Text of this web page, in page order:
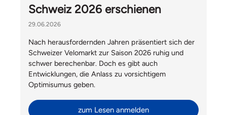
Schweiz 2026 erschienen
29.06.2026
Nach herausfordernden Jahren präsentiert sich der
Schweizer Velomarkt zur Saison 2026 ruhig und
schwer berechenbar. Doch es gibt auch
Entwicklungen, die Anlass zu vorsichtigem
Optimisumus geben.
zum Lesen anmelden